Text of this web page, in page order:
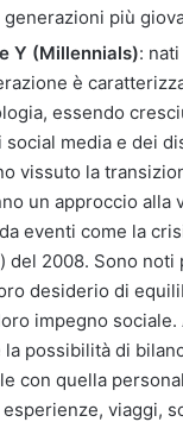
più
Y (Millennials):
è
essendo
social media e dei
vissuto la
un approccio alla
eventi come la
del 2008. Sono
desiderio di
impegno sociale.
possibilità di
con quella
esperienze, viaggi,